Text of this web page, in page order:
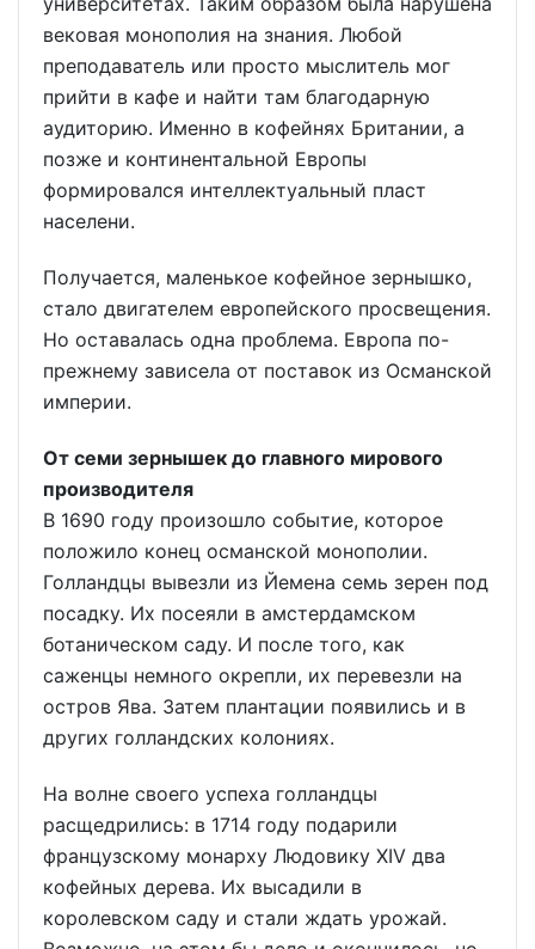
вековая монополия на знания. Любой
преподаватель или просто мыслитель мог
прийти в кафе и найти там благодарную
аудиторию. Именно в кофейнях Британии, а
позже и континентальной Европы
формировался интеллектуальный пласт
населени.
Получается, маленькое кофейное зернышко,
стало двигателем европейского просвещения.
Но оставалась одна проблема. Европа по-
прежнему зависела от поставок из Османской
империи.
От семи зернышек до главного мирового
производителя
В 1690 году произошло событие, которое
положило конец османской монополии.
Голландцы вывезли из Йемена семь зерен под
посадку. Их посеяли в амстердамском
ботаническом саду. И после того, как
саженцы немного окрепли, их перевезли на
остров Ява. Затем плантации появились и в
других голландских колониях.
На волне своего успеха голландцы
расщедрились: в 1714 году подарили
французскому монарху Людовику XIV два
кофейных дерева. Их высадили в
королевском саду и стали ждать урожай.